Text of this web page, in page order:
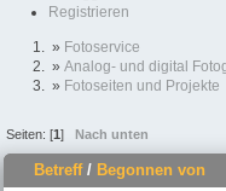
Registrieren
» Fotoservice
» Analog- und digital
» Fotoseiten und Projekte
Seiten: [1] Nach unten
Betreff/ Begonnen von